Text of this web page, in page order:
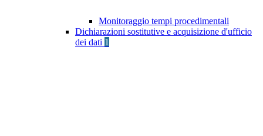
Monitoraggio tempi procedimentali
Dichiarazioni sostitutive e acquisizione d'ufficio
dei dati 1